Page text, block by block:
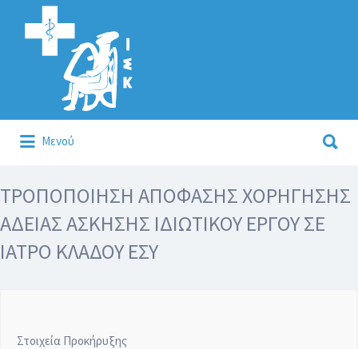
Αναζήτηση
για:
Μενού
για:
ΤΡΟΠΟΠΟΙΗΣΗ ΑΠΟΦΑΣΗΣ ΧΟΡΗΓΗΣΗΣ
ΑΔΕΙΑΣ ΑΣΚΗΣΗΣ ΙΔΙΩΤΙΚΟΥ ΕΡΓΟΥ ΣΕ
ΙΑΤΡΟ ΚΛΑΔΟΥ ΕΣΥ
Στοιχεία Προκήρυξης